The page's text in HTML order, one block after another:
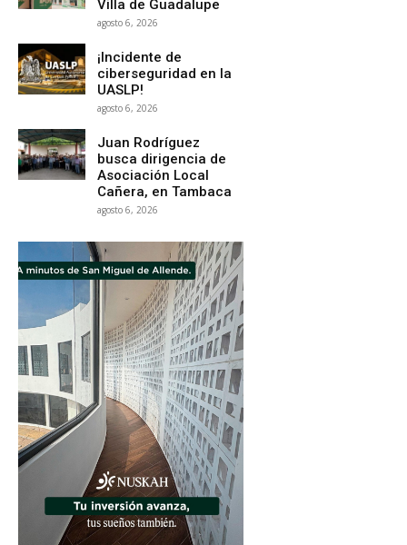
Villa de Guadalupe
agosto 6, 2026
¡Incidente de
ciberseguridad en la
UASLP!
agosto 6, 2026
Juan Rodríguez
busca dirigencia de
Asociación Local
Cañera, en Tambaca
agosto 6, 2026